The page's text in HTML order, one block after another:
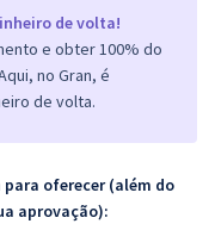
de volta!
e obter 100% do
no Gran, é
de volta.
para oferecer (além do
aprovação):